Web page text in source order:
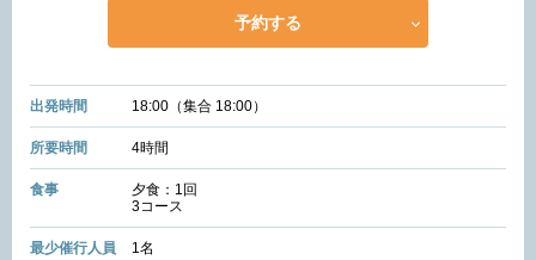
予約する
出発時間 18:00（集合 18:00）
所要時間 4時間
食事
夕食：1回
3コース
最少催行人員 1名